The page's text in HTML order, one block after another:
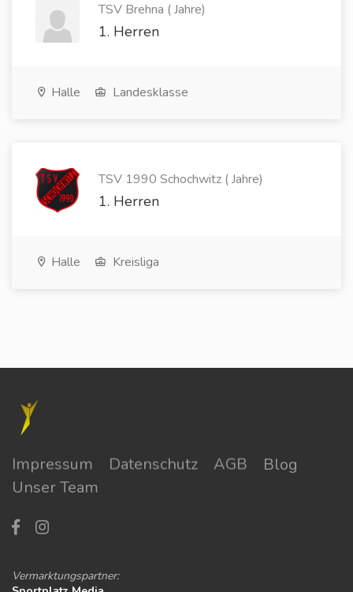
TSV Brehna ( Jahre)
1. Herren
Halle Landesklasse
TSV 1990 Schochwitz ( Jahre)
1. Herren
Halle Kreisliga
Impressum Datenschutz AGB
Blog
Unser Team
Vermarktungspartner: